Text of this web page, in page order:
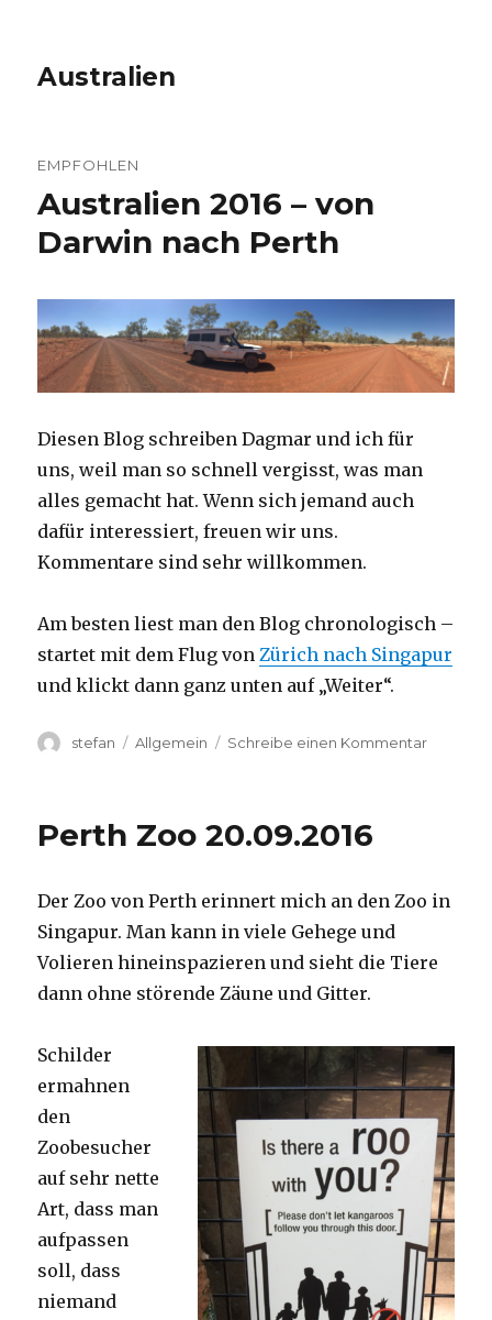
Australien
EMPFOHLEN
Australien 2016 – von
Darwin nach Perth
Diesen Blog schreiben Dagmar und ich für
uns, weil man so schnell vergisst, was man
alles gemacht hat. Wenn sich jemand auch
dafür interessiert, freuen wir uns.
Kommentare sind sehr willkommen.
Am besten liest man den Blog chronologisch –
startet mit dem Flug vonZürich nach Singapur
und klickt dann ganz unten auf „Weiter“.
Autor
stefan Kategorien
Allgemein Schreibe einen Kommentarzu
Perth
Perth Zoo 20.09.2016
Der Zoo von Perth erinnert mich an den Zoo in
Singapur. Man kann in viele Gehege und
Volieren hineinspazieren und sieht die Tiere
dann ohne störende Zäune und Gitter.
Schilder
ermahnen
den
Zoobesucher
auf sehr nette
Art, dass man
aufpassen
soll, dass
niemand